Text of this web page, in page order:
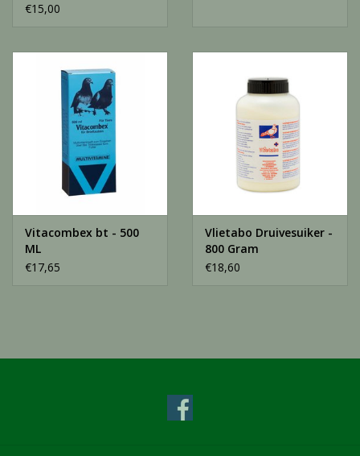
€15,00
Vitacombex bt - 500
ML
€17,65
Vlietabo Druivesuiker -
800 Gram
€18,60